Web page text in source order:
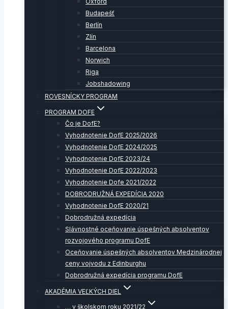
Budapešť
Berlín
Zlín
Barcelona
Norwich
Riga
Jobshadowing
ROVESNÍCKY PROGRAM
PROGRAM DOFE
Čo je DofE?
Vyhodnotenie DofE 2025/2026
Vyhodnotenie DofE 2024/2025
Vyhodnotenie DofE 2023/24
Vyhodnotenie DofE 2022/2023
Vyhodnotenie Dofe 2021/2022
DOBRODRUŽNÁ EXPEDÍCIA 2020
Vyhodnotenie DofE 2020/21
Dobrodružná expedícia
Slávnostné oceňovanie úspešných absolventov
rozvojového programu DofE
Oceňovanie úspešných absolventov Medzinárodnej
ceny vojvodu z Edinburghu
Dobrodružná expedícia programu DofE
AKADÉMIA VEĽKÝCH DIEL
… v školskom roku 2021/22